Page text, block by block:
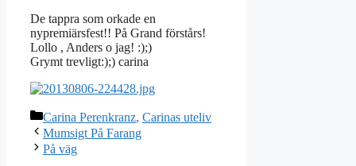
De tappra som orkade en
nypremiärsfest!! På Grand förstårs!
Lollo , Anders o jag! :);)
Grymt trevligt:);) carina
Kategorier
Carina Perenkranz, Carinas uteliv
Mumsigt På Farang
På väg